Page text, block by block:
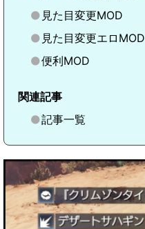
見た目変更MOD
見た目変更エロMOD
便利MOD
関連記事
記事一覧